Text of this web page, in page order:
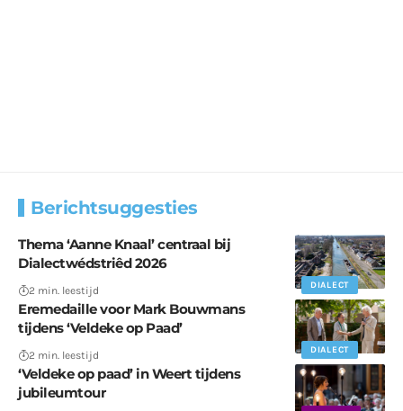
Berichtsuggesties
DIALECT
Thema ‘Aanne Knaal’ centraal bij
Dialectwédstriêd 2026
2 min. leestijd
DIALECT
Eremedaille voor Mark Bouwmans
tijdens ‘Veldeke op Paad’
2 min. leestijd
‘Veldeke op paad’ in Weert tijdens
jubileumtour